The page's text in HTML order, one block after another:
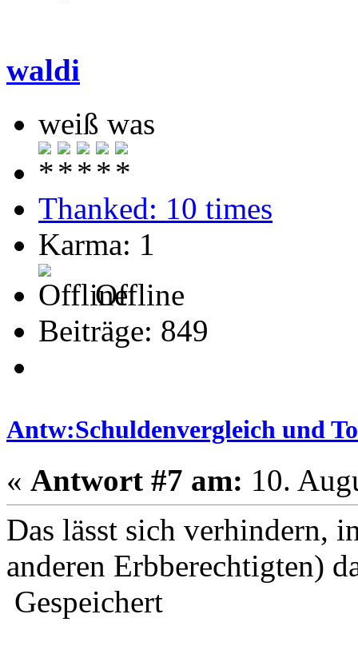
waldi
weiß was
Thanked: 10 times
Karma: 1
Offline
Beiträge: 849
Antw:Schuldenvergleich und
« Antwort #7 am: 10.
Das lässt sich verhindern,
anderen Erbberechtigten)
Gespeichert